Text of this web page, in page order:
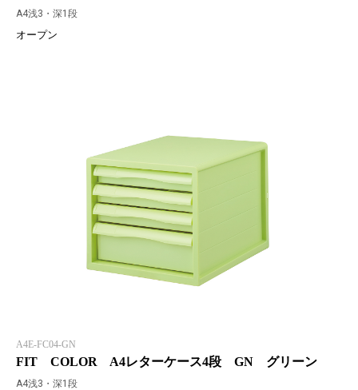
A4浅3・深1段
オープン
A4E-FC04-GN
FIT COLOR A4レターケース4段 GN グリーン
A4浅3・深1段